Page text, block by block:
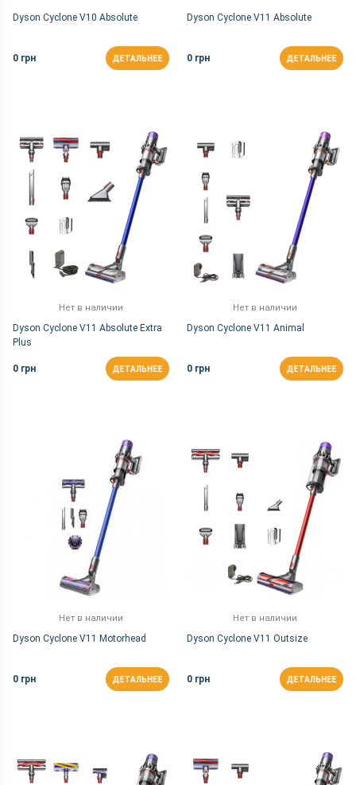
Dyson Cyclone V10 Absolute
0 грн ДЕТАЛЬНЕЕ
Dyson Cyclone V11 Absolute
0 грн ДЕТАЛЬНЕЕ
Нет в наличии
Dyson Cyclone V11 Absolute Extra
Plus
0 грн ДЕТАЛЬНЕЕ
Нет в наличии
Dyson Cyclone V11 Animal
0 грн ДЕТАЛЬНЕЕ
Нет в наличии
Dyson Cyclone V11 Motorhead
0 грн ДЕТАЛЬНЕЕ
Нет в наличии
Dyson Cyclone V11 Outsize
0 грн ДЕТАЛЬНЕЕ